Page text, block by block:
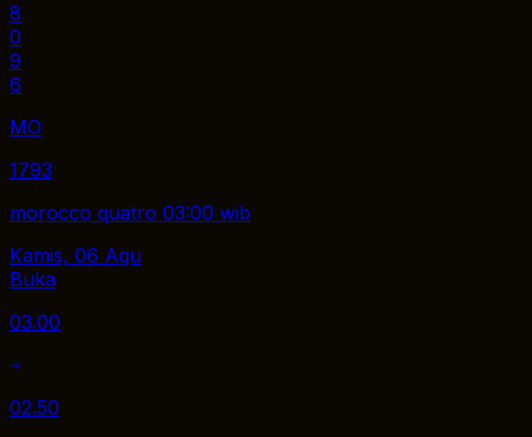
8
0
9
6
MO
1793
morocco quatro 03:00 wib
Kamis, 06 Agu
Buka
03.00
02.50